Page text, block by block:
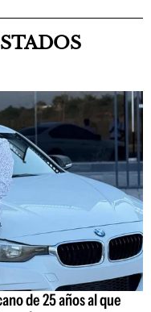
de 25 años al que